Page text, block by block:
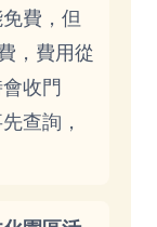
費，但
，費用從
收門
查詢，